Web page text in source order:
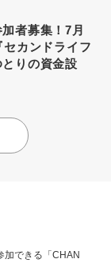
者募集！7月
カンドライフ
りの資金設
加できる「CHAN